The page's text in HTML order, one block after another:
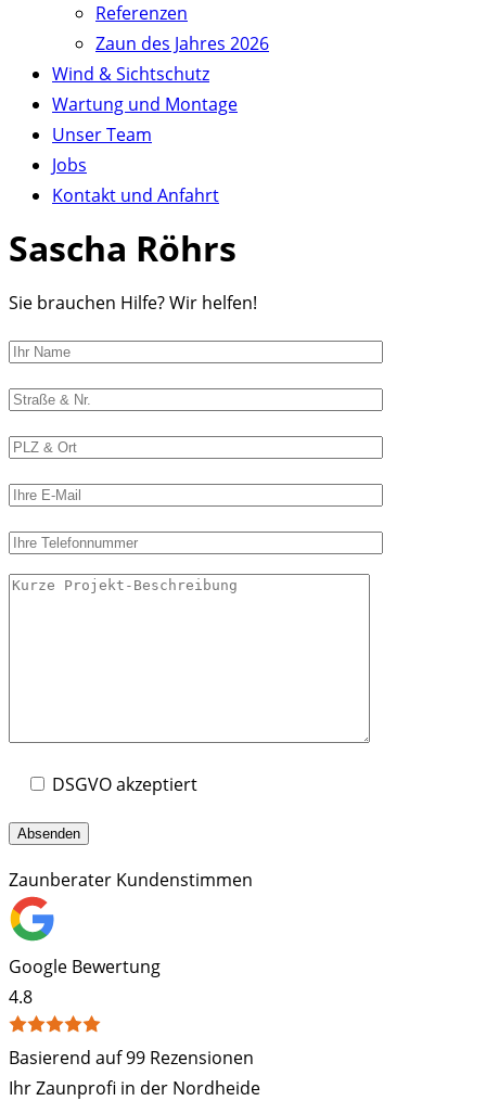
Referenzen
Zaun des Jahres 2026
Wind & Sichtschutz
Wartung und Montage
Unser Team
Jobs
Kontakt und Anfahrt
Sascha Röhrs
Sie brauchen Hilfe? Wir helfen!
DSGVO akzeptiert
Zaunberater Kundenstimmen
Google Bewertung
4.8
Basierend auf 99 Rezensionen
Ihr Zaunprofi in der Nordheide